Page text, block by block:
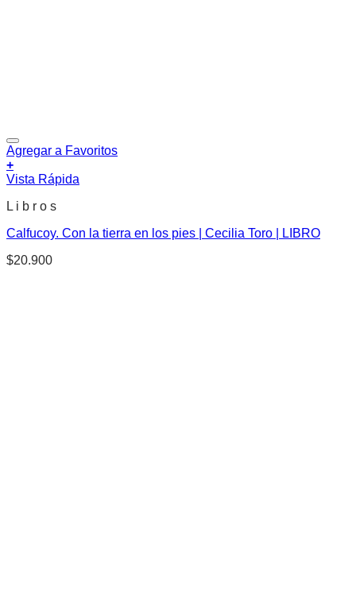
Agregar a Favoritos
+
Vista Rápida
L i b r o s
Calfucoy. Con la tierra en los pies | Cecilia Toro | LIBRO
$20.900